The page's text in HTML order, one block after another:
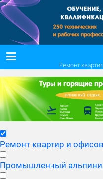
Ремонт
Ремонт квартир и офисов
Промышленный